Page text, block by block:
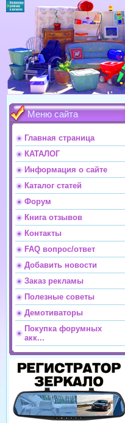
Меню сайта
Главная страница
КАТАЛОГ
Информация о сайте
Каталог статей
Форум
Книга отзывов
Контакты
FAQ вопрос/ответ
Добавить новости
Заказ рекламы
Полезные советы
Демотиваторы
Покупка форумных
акк...